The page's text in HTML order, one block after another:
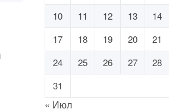
10
11 12 13 14
17
18 19 20 21
24
25 26 27 28
31
« Июл